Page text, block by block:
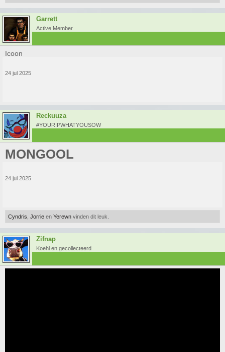
Garrett
Active Member
Icoon
24 jul 2025
Reckuuza
#YOURIPWHATYOUSOW
MONGOOL
24 jul 2025
Cyndris Jorrie en Yerewn vinden dit leuk.
Zifnap
Koehl en gecollecteerd